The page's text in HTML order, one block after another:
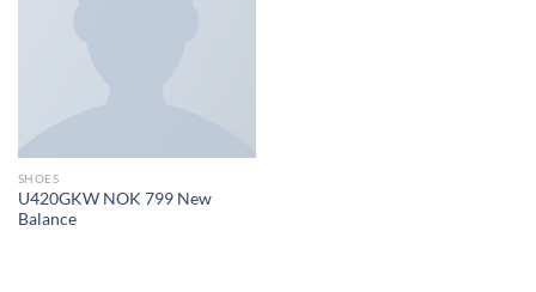
SHOES
U420GKW NOK 799 New
Balance